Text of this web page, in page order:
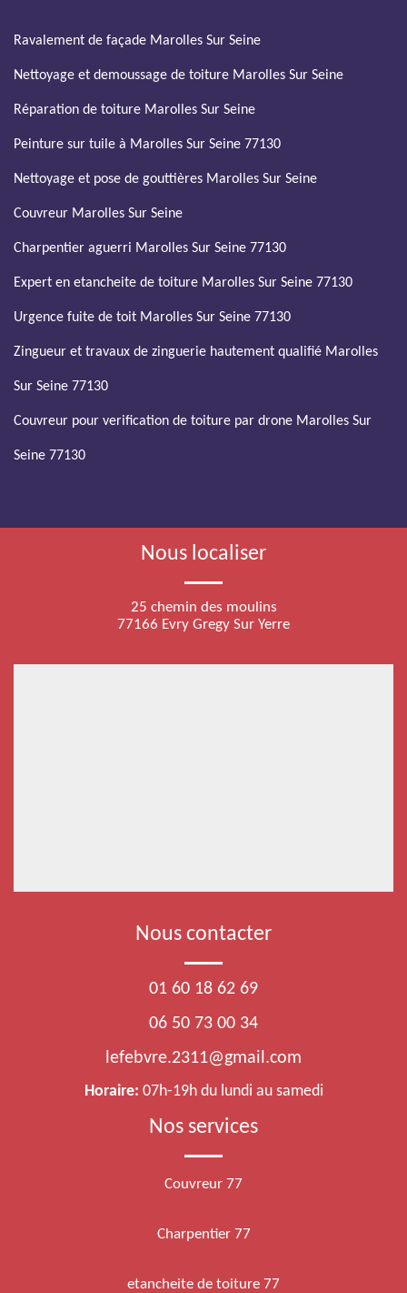
Ravalement de façade Marolles Sur Seine
Nettoyage et demoussage de toiture Marolles Sur Seine
Réparation de toiture Marolles Sur Seine
Peinture sur tuile à Marolles Sur Seine 77130
Nettoyage et pose de gouttières Marolles Sur Seine
Couvreur Marolles Sur Seine
Charpentier aguerri Marolles Sur Seine 77130
Expert en etancheite de toiture Marolles Sur Seine 77130
Urgence fuite de toit Marolles Sur Seine 77130
Zingueur et travaux de zinguerie hautement qualifié Marolles
Sur Seine 77130
Couvreur pour verification de toiture par drone Marolles Sur
Seine 77130
Nous localiser
25 chemin des moulins
77166 Evry Gregy Sur Yerre
Nous contacter
01 60 18 62 69
06 50 73 00 34
lefebvre.2311@gmail.com
Horaire: 07h-19h du lundi au samedi
Nos services
Couvreur 77
Charpentier 77
etancheite de toiture 77